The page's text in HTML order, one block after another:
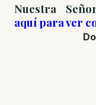
Nuestra
aquí para ver